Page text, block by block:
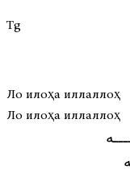
Tg
Ло илоҳа иллаллоҳ
Ло илоҳа иллаллоҳ